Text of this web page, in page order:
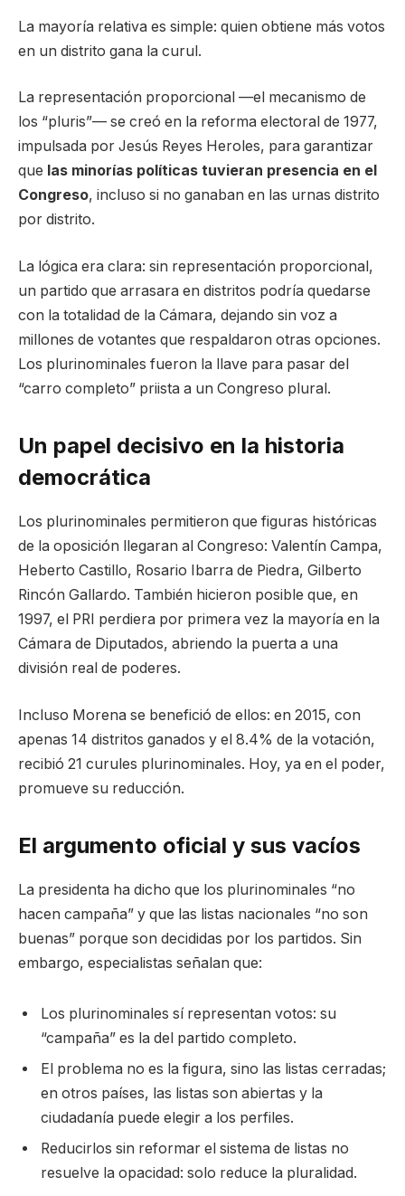
La mayoría relativa es simple: quien obtiene más votos
en un distrito gana la curul.
La representación proporcional —el mecanismo de
los “pluris”— se creó en la reforma electoral de 1977,
impulsada por Jesús Reyes Heroles, para garantizar
que las minorías políticas tuvieran presencia en el
Congreso, incluso si no ganaban en las urnas distrito
por distrito.
La lógica era clara: sin representación proporcional,
un partido que arrasara en distritos podría quedarse
con la totalidad de la Cámara, dejando sin voz a
millones de votantes que respaldaron otras opciones.
Los plurinominales fueron la llave para pasar del
“carro completo” priista a un Congreso plural.
Un papel decisivo en la historia
democrática
Los plurinominales permitieron que figuras históricas
de la oposición llegaran al Congreso: Valentín Campa,
Heberto Castillo, Rosario Ibarra de Piedra, Gilberto
Rincón Gallardo. También hicieron posible que, en
1997, el PRI perdiera por primera vez la mayoría en la
Cámara de Diputados, abriendo la puerta a una
división real de poderes.
Incluso Morena se benefició de ellos: en 2015, con
apenas 14 distritos ganados y el 8.4% de la votación,
recibió 21 curules plurinominales. Hoy, ya en el poder,
promueve su reducción.
El argumento oficial y sus vacíos
La presidenta ha dicho que los plurinominales “no
hacen campaña” y que las listas nacionales “no son
buenas” porque son decididas por los partidos. Sin
embargo, especialistas señalan que:
Los plurinominales sí representan votos: su
“campaña” es la del partido completo.
El problema no es la figura, sino las listas cerradas;
en otros países, las listas son abiertas y la
ciudadanía puede elegir a los perfiles.
Reducirlos sin reformar el sistema de listas no
resuelve la opacidad: solo reduce la pluralidad.